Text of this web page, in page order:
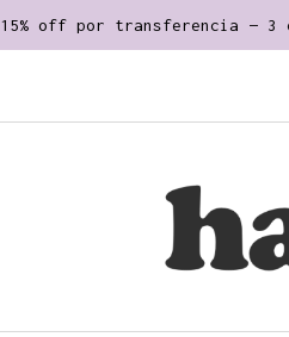
15% off por transferencia — 3